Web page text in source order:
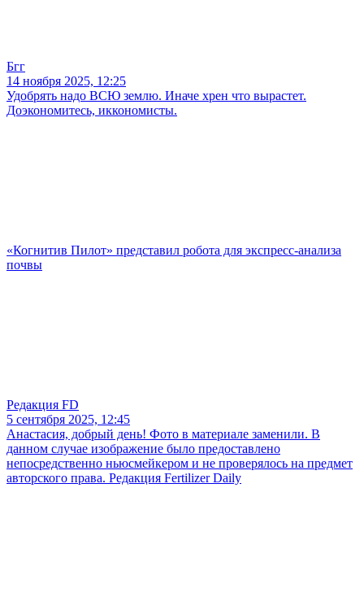
Бгг
14 ноября 2025, 12:25
Удобрять надо ВСЮ землю. Иначе хрен что вырастет.
Доэкономитесь, иккономисты.
«Когнитив Пилот» представил робота для экспресс-анализа
почвы
Редакция FD
5 сентября 2025, 12:45
Анастасия, добрый день! Фото в материале заменили. В
данном случае изображение было предоставлено
непосредственно ньюсмейкером и не проверялось на предмет
авторского права. Редакция Fertilizer Daily